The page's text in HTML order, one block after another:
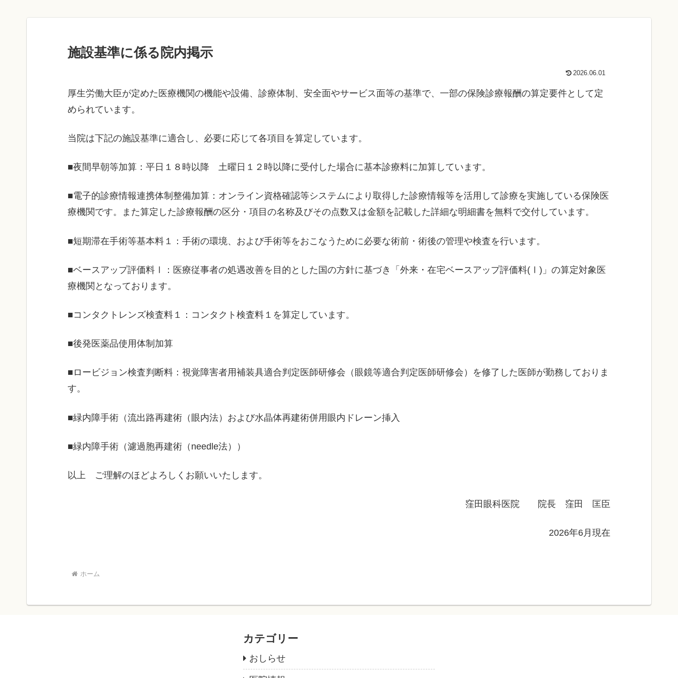
施設基準に係る院内掲示
2026.06.01
厚生労働大臣が定めた医療機関の機能や設備、診療体制、安全面やサービス面等の基準で、一部の保険診療報酬の算定要件として定
められています。
当院は下記の施設基準に適合し、必要に応じて各項目を算定しています。
■夜間早朝等加算：平日１８時以降 土曜日１２時以降に受付した場合に基本診療料に加算しています。
■電子的診療情報連携体制整備加算：オンライン資格確認等システムにより取得した診療情報等を活用して診療を実施している保険医
療機関です。また算定した診療報酬の区分・項目の名称及びその点数又は金額を記載した詳細な明細書を無料で交付しています。
■短期滞在手術等基本料１：手術の環境、および手術等をおこなうために必要な術前・術後の管理や検査を行います。
■ベースアップ評価料Ⅰ：医療従事者の処遇改善を目的とした国の方針に基づき「外来・在宅ベースアップ評価料(Ⅰ)」の算定対象医
療機関となっております。
■コンタクトレンズ検査料１：コンタクト検査料１を算定しています。
■後発医薬品使用体制加算
■ロービジョン検査判断料：視覚障害者用補装具適合判定医師研修会（眼鏡等適合判定医師研修会）を修了した医師が勤務しておりま
す。
■緑内障手術（流出路再建術（眼内法）および水晶体再建術併用眼内ドレーン挿入
■緑内障手術（濾過胞再建術（needle法））
以上 ご理解のほどよろしくお願いいたします。
窪田眼科医院 院長 窪田 匡臣
2026年6月現在
ホーム
カテゴリー
おしらせ